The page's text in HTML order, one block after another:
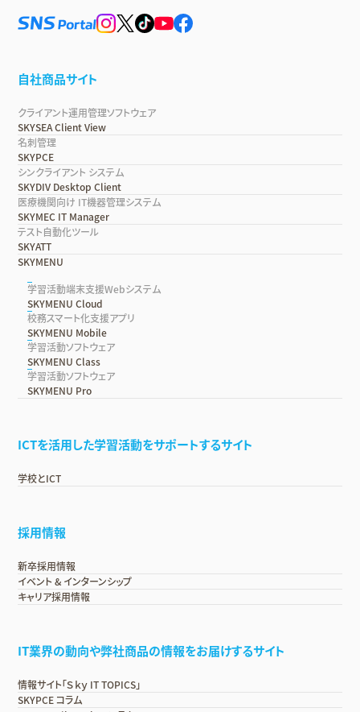
自社商品サイト
クライアント運用管理ソフトウェア
SKYSEA Client View
名刺管理
SKYPCE
シンクライアント システム
SKYDIV Desktop Client
医療機関向け IT機器管理システム
SKYMEC IT Manager
テスト自動化ツール
SKYATT
SKYMENU
学習活動端末支援Webシステム
SKYMENU Cloud
校務スマート化支援アプリ
SKYMENU Mobile
学習活動ソフトウェア
SKYMENU Class
学習活動ソフトウェア
SKYMENU Pro
ICTを活用した学習活動をサポートするサイト
学校とICT
採用情報
新卒採用情報
イベント & インターンシップ
キャリア採用情報
IT業界の動向や弊社商品の情報をお届けするサイト
情報サイト「Ｓｋｙ IT TOPICS」
SKYPCE コラム